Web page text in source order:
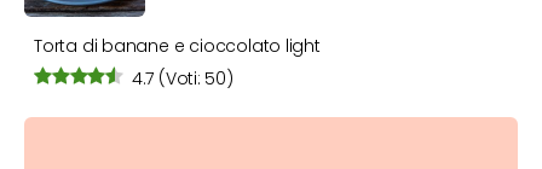
Torta di banane e cioccolato light
4.7 (Voti: 50)